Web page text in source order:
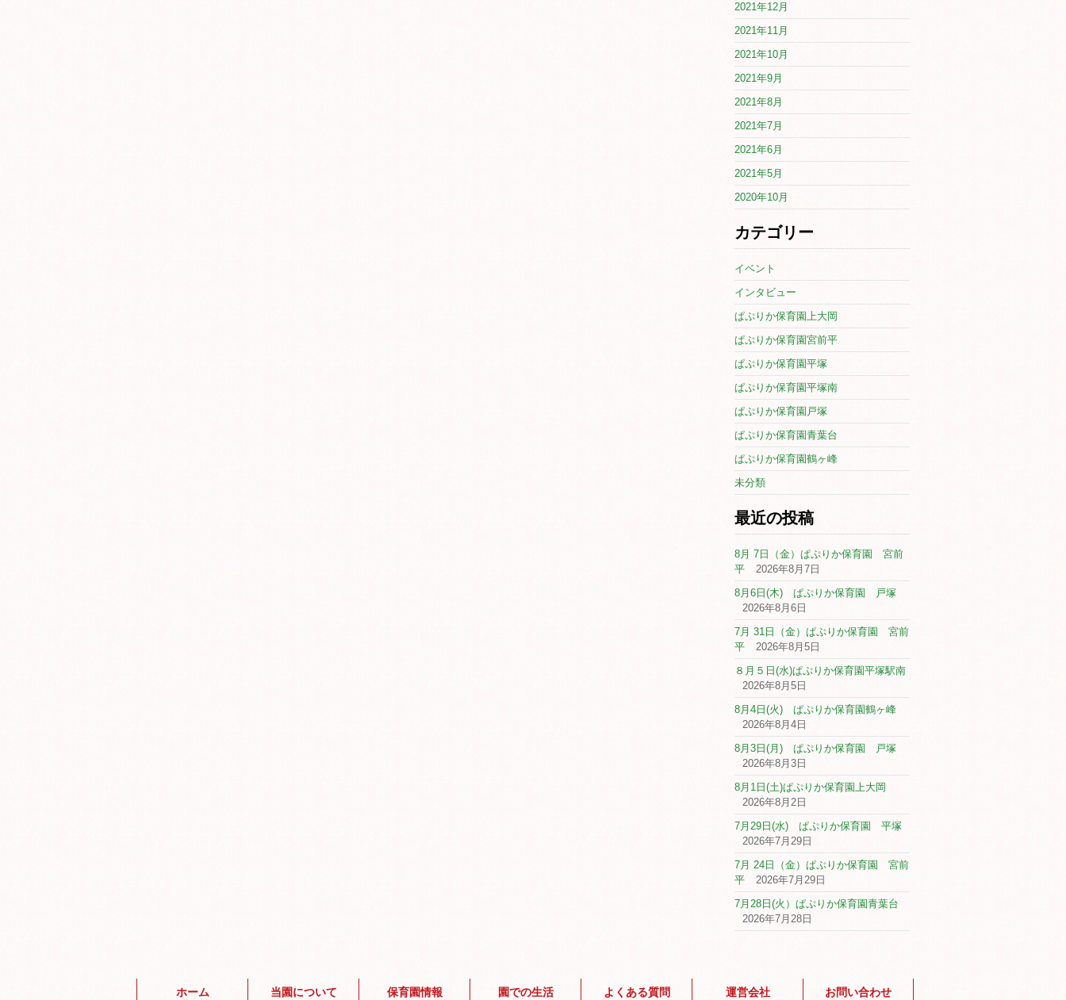
2021年12月
2021年11月
2021年10月
2021年9月
2021年8月
2021年7月
2021年6月
2021年5月
2020年10月
カテゴリー
イベント
インタビュー
ぱぷりか保育園上大岡
ぱぷりか保育園宮前平
ぱぷりか保育園平塚
ぱぷりか保育園平塚南
ぱぷりか保育園戸塚
ぱぷりか保育園青葉台
ぱぷりか保育園鶴ヶ峰
未分類
最近の投稿
8月 7日（金）ぱぷりか保育園 宮前
平
2026年8月7日
8月6日(木) ぱぷりか保育園 戸塚
2026年8月6日
7月 31日（金）ぱぷりか保育園 宮前
平
2026年8月5日
８月５日(水)ぱぷりか保育園平塚駅南
2026年8月5日
8月4日(火) ぱぷりか保育園鶴ヶ峰
2026年8月4日
8月3日(月) ぱぷりか保育園 戸塚
2026年8月3日
8月1日(土)ぱぷりか保育園上大岡
2026年8月2日
7月29日(水) ぱぷりか保育園 平塚
2026年7月29日
7月 24日（金）ぱぷりか保育園 宮前
平
2026年7月29日
7月28日(火）ぱぷりか保育園青葉台
2026年7月28日
ホーム 当園について 保育園情報 園での生活 よくある質問 運営会社 お問い合わせ